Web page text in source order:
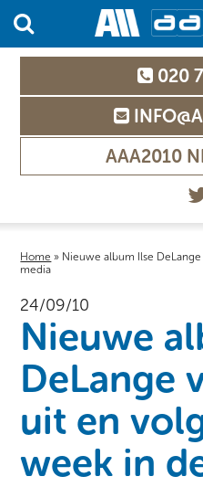
020
AAA2010
Home » Nieuwe album Ilse
media
24/09/10
Nieuwe
DeLange
uit en
week in